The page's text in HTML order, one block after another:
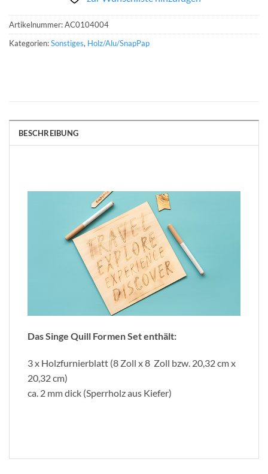
Artikelnummer:AC0104004
Kategorien:Sonstiges, Holz/Alu/SnapPap
BESCHREIBUNG
Das Singe Quill Formen Set enthält:
3 x Holzfurnierblatt (8 Zoll x 8 Zoll bzw. 20,32 cm x
20,32 cm)
ca. 2 mm dick (Sperrholz aus Kiefer)